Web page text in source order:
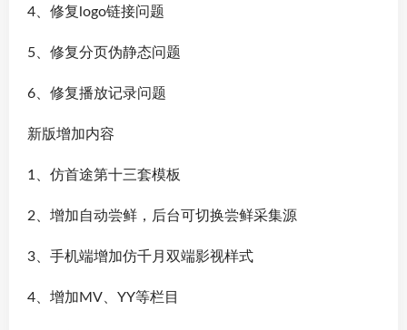
4、修复logo链接问题
5、修复分页伪静态问题
6、修复播放记录问题
新版增加内容
1、仿首途第十三套模板
2、增加自动尝鲜，后台可切换尝鲜采集源
3、手机端增加仿千月双端影视样式
4、增加MV、YY等栏目